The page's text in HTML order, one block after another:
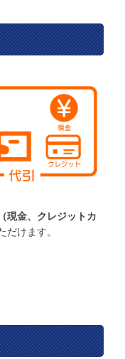
現金、クレジットカ
だけます。